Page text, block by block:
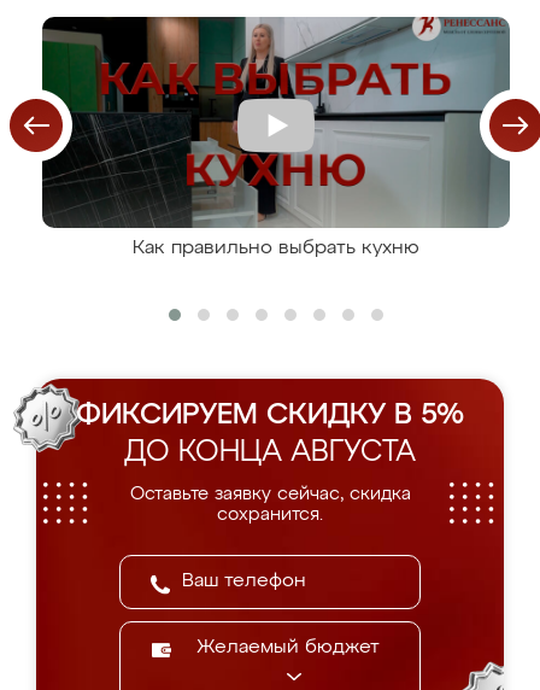
Как правильно выбрать кухню
ФИКСИРУЕМ СКИДКУ В 5%
ДО КОНЦА АВГУСТА
Оставьте заявку сейчас, скидка
сохранится.
Желаемый бюджет